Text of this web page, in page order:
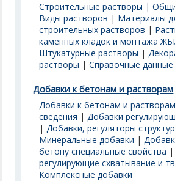
Строительные растворы |
Виды растворов | Материалы
строительных растворов |
каменных кладок и монтажа
Штукатурные растворы |
растворы |Справочные данные
Добавки к бетонам и растворам
Добавки к бетонам и
сведения |Добавки
|Добавки, регуляторы
Минеральные добавки |
бетону специальные свойства
регулирующие схватывание и
Комплексные добавки